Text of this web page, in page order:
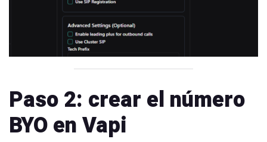
Paso 2: crear el número
BYO en Vapi